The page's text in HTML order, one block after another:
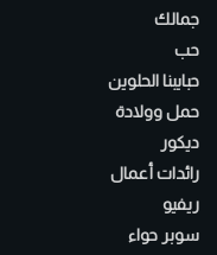
جمالك
حب
حبايبنا الحلوين
حمل وولادة
ديكور
رائدات أعمال
ريفيو
سوبر حواء